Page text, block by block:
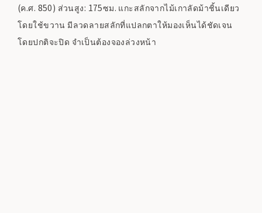
(ค.ศ. 850) ส่วนสูง: 175ซม. แกะสลักจากไม้เกาลัดม้าชิ้นเดียว
โดยใช้ขวาน มีลวดลายสลักที่แปลกตาให้มองเห็นได้ชัดเจน
โดยปกติจะปิด จำเป็นต้องจองล่วงหน้า